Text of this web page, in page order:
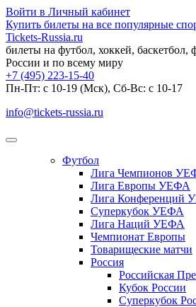
Войти в Личный кабинет
Купить билеты на все популярные
Tickets-Russia.ru
билеты на футбол, хоккей, баскетбол,
России и по всему миру
+7 (495) 223-15-40
Пн-Пт: c 10-19 (Мск), Сб-Вс: с 10-17
info@tickets-russia.ru
Футбол
Лига Чемпионов
Лига Европы УЕФА
Лига Конференций
Суперкубок УЕФА
Лига Наций УЕФА
Чемпионат Европы
Товарищеские матчи
Россия
Российская
Кубок России
Суперкубок